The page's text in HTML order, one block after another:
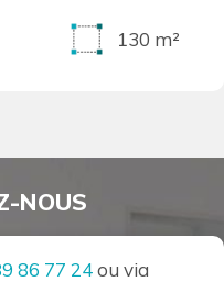
130 m²
NOUS
86 77 24ou via